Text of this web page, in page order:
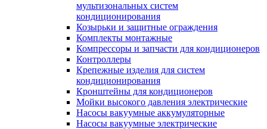
мультизональных систем
кондиционирования
Козырьки и защитные ограждения
Комплекты монтажные
Компрессоры и запчасти для кондиционеров
Контроллеры
Крепежные изделия для систем
кондиционирования
Кронштейны для кондиционеров
Мойки высокого давления электрические
Насосы вакуумные аккумуляторные
Насосы вакуумные электрические